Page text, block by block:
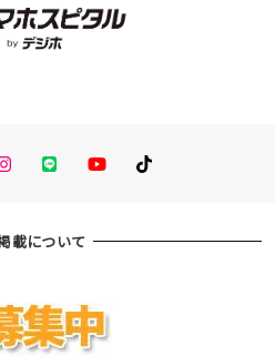
Instagram
LINE You TubeTikTok
載について